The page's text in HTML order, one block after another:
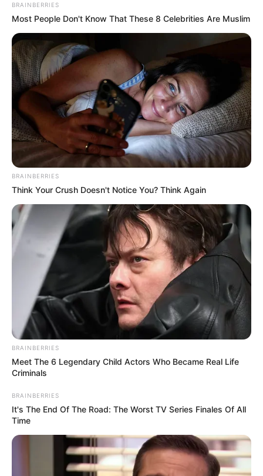
BRAINBERRIES
Most People Don't Know That These 8 Celebrities Are Muslim
BRAINBERRIES
Think Your Crush Doesn't Notice You? Think Again
BRAINBERRIES
Meet The 6 Legendary Child Actors Who Became Real Life
Criminals
BRAINBERRIES
It's The End Of The Road: The Worst TV Series Finales Of All
Time